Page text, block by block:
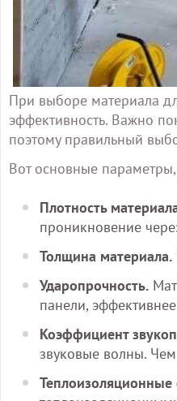
При выборе материала
эффективность. Важно
поэтому правильный
Вот основные
Плотность
проникновение
Толщина материала.
Ударопрочность.
панели,
Коэффициент
звуковые волны.
Теплоизоляционные